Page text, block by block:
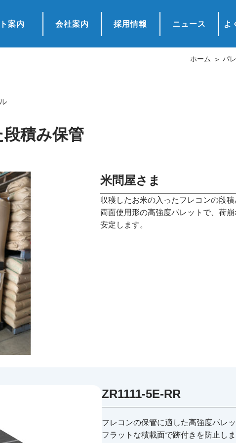
案内 会社案内 採用情報 ニュース よ
ホーム パ
積み保管
米問屋さま
収穫したお米の入ったフレコンの段
両面使用形の高強度パレットで、荷
安定します。
ZR1111-5E-RR
フレコンの保管に適した高強度パレッ
フラットな積載面で跡付きを防止しま